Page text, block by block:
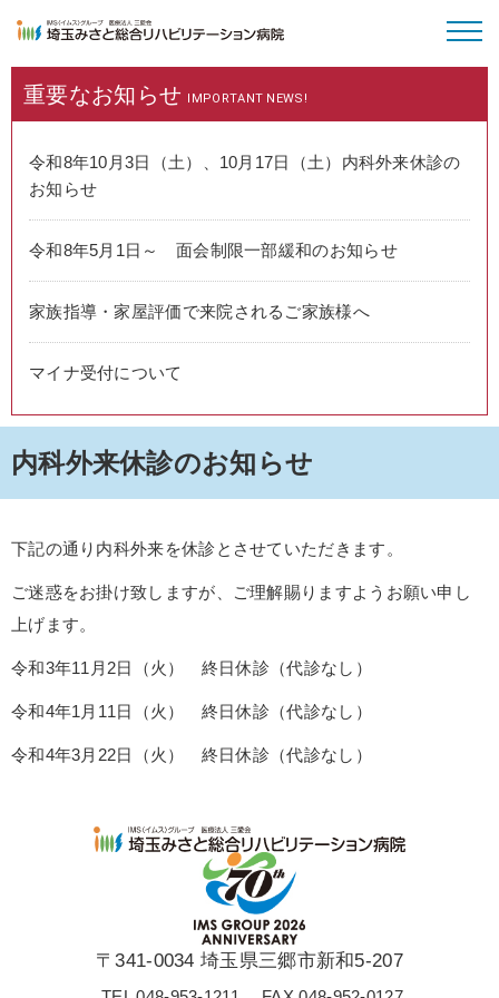
病院のご案内
外来受診
特長と取り組み
採用情報
重要なお知らせ IMPORTANT NEWS!
令和8年10月3日（土）、10月17日（土）内科外来休診の
お知らせ
令和8年5月1日～ 面会制限一部緩和のお知らせ
家族指導・家屋評価で来院されるご家族様へ
マイナ受付について
内科外来休診のお知らせ
下記の通り内科外来を休診とさせていただきます。
ご迷惑をお掛け致しますが、ご理解賜りますようお願い申し
上げます。
令和3年11月2日（火） 終日休診（代診なし）
令和4年1月11日（火） 終日休診（代診なし）
令和4年3月22日（火） 終日休診（代診なし）
〒341-0034 埼玉県三郷市新和5-207